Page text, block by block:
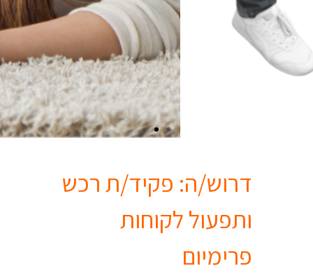
דרוש/ה: פקיד/ת רכש
ותפעול לקוחות
פרימיום